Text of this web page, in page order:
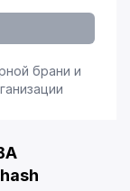
брани и